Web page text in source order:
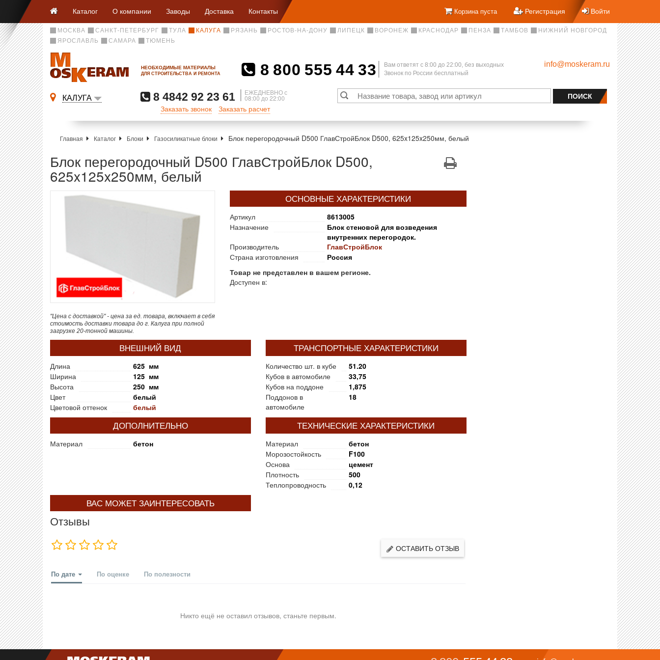
Каталог О компании Заводы Доставка Контакты Корзина пуста Регистрация Войти
МОСКВА САНКТ-ПЕТЕРБУРГ ТУЛА КАЛУГА РЯЗАНЬ РОСТОВ-НА-ДОНУ ЛИПЕЦК ВОРОНЕЖ КРАСНОДАР ПЕНЗА ТАМБОВ
НИЖНИЙ НОВГОРОД
ЯРОСЛАВЛЬ
САМАРА ТЮМЕНЬ
НЕОБХОДИМЫЕ МАТЕРИАЛЫ
ДЛЯ СТРОИТЕЛЬСТВА И РЕМОНТА 8 800 555 44 33
Вам ответят c 8:00 до 22:00, без выходных
Звонок по России бесплатный
info@moskeram.ru
КАЛУГА 8 4842 92 23 61 ЕЖЕДНЕВНО с
08:00 до 22:00
Заказать звонок Заказать расчет
Главная Каталог Блоки Газосиликатные блоки Блок перегородочный D500 ГлавСтройБлок D500, 625x125x250мм, белый
Блок перегородочный D500 ГлавСтройБлок D500,
625x125x250мм, белый
"Цена с доставкой" - цена за ед. товара, включает в себя
стоимость доставки товара до г. Калуга при полной
загрузке 20-тонной машины.
ОСНОВНЫЕ ХАРАКТЕРИСТИКИ
Артикул
8613005
Назначение
Блок стеновой для возведения
внутренних перегородок.
Производитель
ГлавСтройБлок
Страна изготовления
Россия
Товар не представлен в вашем регионе.
Доступен в:
ВНЕШНИЙ ВИД
Длина
625 мм
Ширина
125 мм
Высота
250 мм
Цвет
белый
Цветовой оттенок
белый
ТРАНСПОРТНЫЕ ХАРАКТЕРИСТИКИ
Количество шт. в кубе
51.20
Кубов в автомобиле
33,75
Кубов на поддоне
1,875
Поддонов в
автомобиле
18
ДОПОЛНИТЕЛЬНО
Материал бетон
ТЕХНИЧЕСКИЕ ХАРАКТЕРИСТИКИ
Материал
бетон
Морозостойкость
F100
Основа
цемент
Плотность
500
Теплопроводность
0,12
ВАС МОЖЕТ ЗАИНТЕРЕСОВАТЬ
Отзывы
ОСТАВИТЬ ОТЗЫВ
По дате По оценке По полезности
Никто ещё не оставил отзывов, станьте первым.